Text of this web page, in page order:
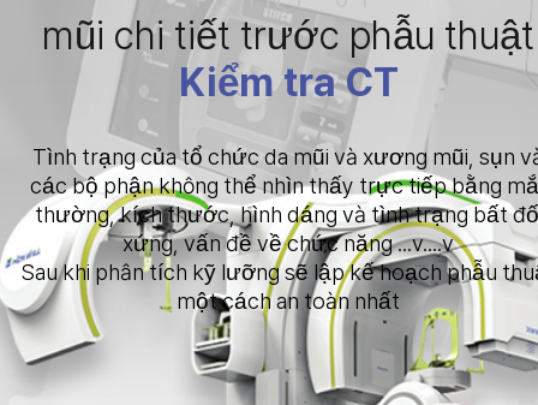
mũi chi tiết trước phẫu thuật
Kiểm tra CT
Tình trạng của tổ chức da mũi và xương mũi, sụn
các bộ phận không thể nhìn thấy trực tiếp bằng
thường, kích thước, hình dáng và tình trạng bất
xứng, vấn đề về chức năng ...v....v
Sau khi phân tích kỹ lưỡng sẽ lập kế hoạch phẫu
một cách an toàn nhất